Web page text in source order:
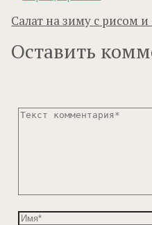
Салат на зиму с рисом
Оставить